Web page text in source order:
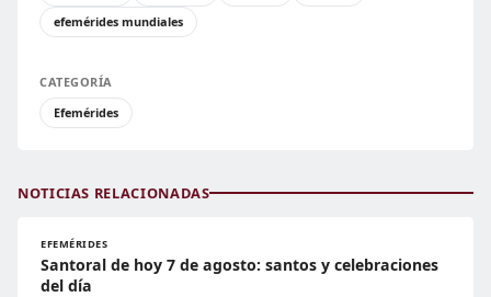
efemérides mundiales
CATEGORÍA
Efemérides
NOTICIAS RELACIONADAS
EFEMÉRIDES
Santoral de hoy 7 de agosto: santos y celebraciones
del día